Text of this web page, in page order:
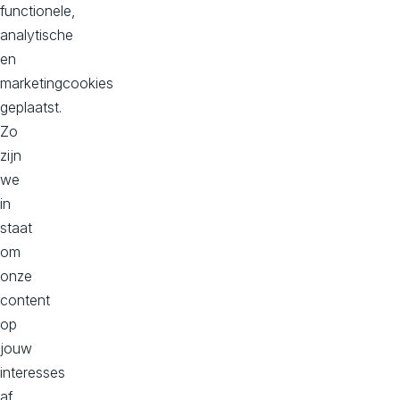
Dorpstraat 50-B
2396 HC
Bekijk op maps
functionele,
analytische
en
marketingcookies
geplaatst.
Zo
zijn
we
in
staat
om
onze
content
op
jouw
interesses
af